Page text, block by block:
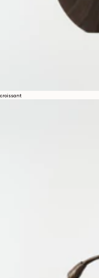
croissant